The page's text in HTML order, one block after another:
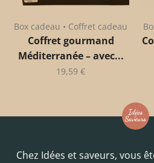
Box cadeau • Coffret cadeau
Coffret gourmand
Méditerranée – avec...
19,59 €
Chez Idées et saveurs, vous